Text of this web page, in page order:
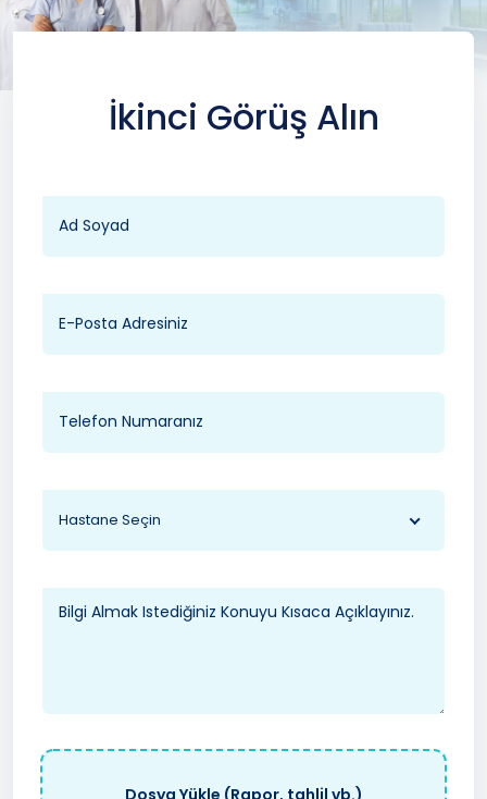
İkinci Görüş Alın
Hastane Seçin
Dosya Yükle (Rapor, tahlil vb.)